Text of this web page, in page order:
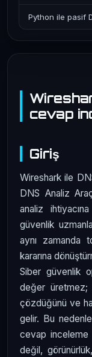
cevap
Giriş
Wireshark ile
DNS Analiz
analiz
güvenlik
aynı zamanda
kararına
Siber güvenlik
değer üretmez;
çözdüğünü ve
gelir. Bu
cevap inceleme
değil,
Python ile pasif